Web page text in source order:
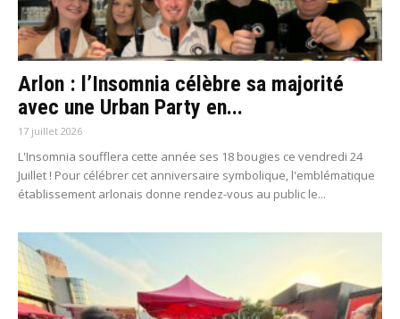
Arlon : l’Insomnia célèbre sa majorité
avec une Urban Party en...
17 juillet 2026
L'Insomnia soufflera cette année ses 18 bougies ce vendredi 24
Juillet ! Pour célébrer cet anniversaire symbolique, l'emblématique
établissement arlonais donne rendez-vous au public le...